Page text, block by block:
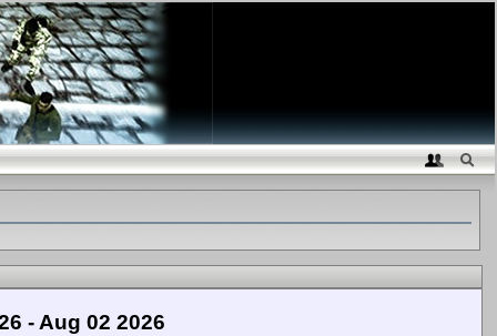
- Aug 02 2026